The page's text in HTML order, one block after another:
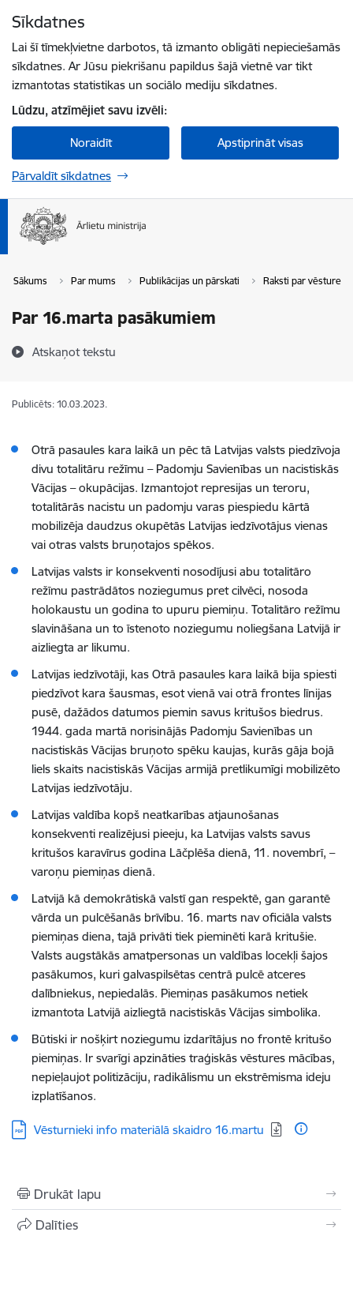
Sīkdatnes
Lai šī tīmekļvietne darbotos, tā izmanto obligāti nepieciešamās
sīkdatnes. Ar Jūsu piekrišanu papildus šajā vietnē var tikt
izmantotas statistikas un sociālo mediju sīkdatnes.
Lūdzu, atzīmējiet savu izvēli:
Noraidīt Apstiprināt visas
Pārvaldīt sīkdatnes
Sākums Par mums Publikācijas un pārskati Raksti par vēstures
Par 16.marta pasākumiem
Atskaņot tekstu
Publicēts: 10.03.2023.
Otrā pasaules kara laikā un pēc tā Latvijas valsts piedzīvoja
divu totalitāru režīmu – Padomju Savienības un nacistiskās
Vācijas – okupācijas. Izmantojot represijas un teroru,
totalitārās nacistu un padomju varas piespiedu kārtā
mobilizēja daudzus okupētās Latvijas iedzīvotājus vienas
vai otras valsts bruņotajos spēkos.
Latvijas valsts ir konsekventi nosodījusi abu totalitāro
režīmu pastrādātos noziegumus pret cilvēci, nosoda
holokaustu un godina to upuru piemiņu. Totalitāro režīmu
slavināšana un to īstenoto noziegumu noliegšana Latvijā ir
aizliegta ar likumu.
Latvijas iedzīvotāji, kas Otrā pasaules kara laikā bija spiesti
piedzīvot kara šausmas, esot vienā vai otrā frontes līnijas
pusē, dažādos datumos piemin savus kritušos biedrus.
1944. gada martā norisinājās Padomju Savienības un
nacistiskās Vācijas bruņoto spēku kaujas, kurās gāja bojā
liels skaits nacistiskās Vācijas armijā pretlikumīgi mobilizēto
Latvijas iedzīvotāju.
Latvijas valdība kopš neatkarības atjaunošanas
konsekventi realizējusi pieeju, ka Latvijas valsts savus
kritušos karavīrus godina Lāčplēša dienā, 11. novembrī, –
varoņu piemiņas dienā.
Latvijā kā demokrātiskā valstī gan respektē, gan garantē
vārda un pulcēšanās brīvību. 16. marts nav oficiāla valsts
piemiņas diena, tajā privāti tiek pieminēti karā kritušie.
Valsts augstākās amatpersonas un valdības locekļi šajos
pasākumos, kuri galvaspilsētas centrā pulcē atceres
dalībniekus, nepiedalās. Piemiņas pasākumos netiek
izmantota Latvijā aizliegtā nacistiskās Vācijas simbolika.
Būtiski ir nošķirt noziegumu izdarītājus no frontē kritušo
piemiņas. Ir svarīgi apzināties traģiskās vēstures mācības,
nepieļaujot politizāciju, radikālismu un ekstrēmisma ideju
izplatīšanos.
Lejupielādēt:
Vēsturnieki info materiālā skaidro 16.martu
Drukāt lapu
Dalīties